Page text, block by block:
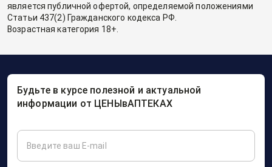
является публичной офертой, определяемой положениями
Статьи 437(2) Гражданского кодекса РФ.
Возрастная категория 18+.
Будьте в курсе полезной и актуальной
информации от ЦЕНЫвАПТЕКАХ